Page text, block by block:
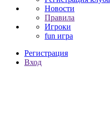
Новости
Правила
Игроки
fun игра
Регистрация
Вход